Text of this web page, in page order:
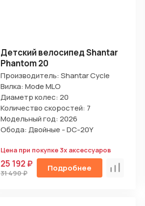
Детский велосипед Shantar
Phantom 20
Производитель: Shantar Cycle
Вилка: Mode MLO
Диаметр колес: 20
Количество скоростей: 7
Модельный год: 2026
Обода: Двойные - DC-20Y
Цена при покупке 3х аксессуаров
25 192 ₽
31 490 ₽ Подробнее Сравнить